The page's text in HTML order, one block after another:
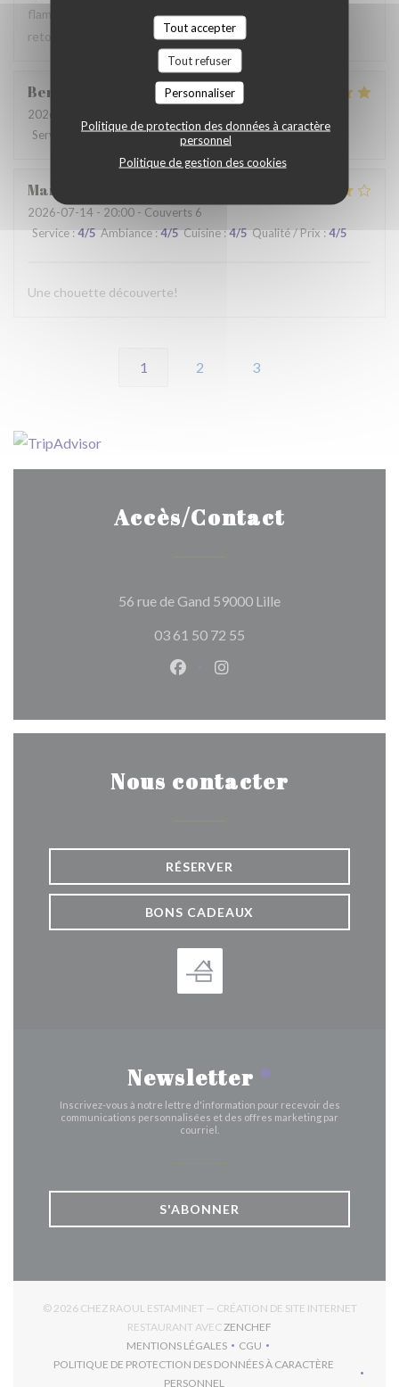
Tout accepter
Tout refuser
Personnaliser
Politique de protection des données à caractère
personnel
Politique de gestion des cookies
flamiche au maroilles, etc) et le service. Pourquoi pas y
retourner lors d'un prochaine passage à Lilles.
Benjamin
2026-07-19
Service
5/5 Ambiance:5/5 Cuisine:5/5 Qualité / Prix:5
Martine
2026-07-14 - 20:00 - Couverts 6
Service:4/5 Ambiance:4/5 Cuisine:4/5 Qualité / Prix:4/5
Une chouette découverte!
1 2 3
Accès/Contact
56 rue de Gand 59000 Lille((ouvre une
03 61 50 72 55
Facebook ((ouvre une
Instagram ((ouvre une
Nous contacter
RÉSERVER
BONS CADEAUX
Newsletter *
Inscrivez-vous à notre lettre d'information pour recevoir des
communications personnalisées et des offres marketing par
courriel.
S'ABONNER
© 2026 CHEZ RAOUL ESTAMINET — CRÉATION DE SITE INTERNET
RESTAURANT AVEC ZENCHEF
MENTIONS LÉGALES
((OUVRE UNE NOUVELLE FENÊTRE))
CGU
((OUVRE UNE NOUVELLE
POLITIQUE DE PROTECTION DES DONNÉES À CARACTÈRE
PERSONNEL((OUVRE UNE NOUVELLE FENÊTRE))